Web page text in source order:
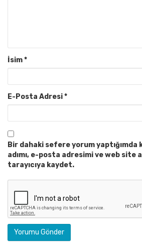
İsim*
E-Posta Adresi*
Bir dahaki sefere yorum yaptığımda
adımı, e-posta adresimi ve web site
tarayıcıya kaydet.